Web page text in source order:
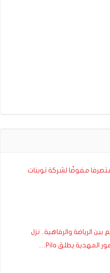
مفوضًا لشركة توبنات
الرياضة والرفاهية.. نزل